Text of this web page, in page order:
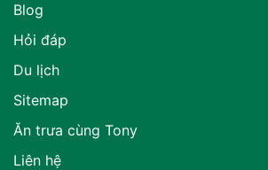
Blog
Hỏi đáp
Du lịch
Sitemap
Ăn trưa cùng Tony
Liên hệ